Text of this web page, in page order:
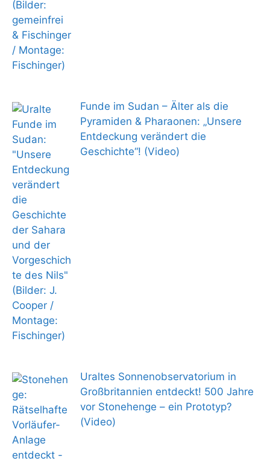
Funde im Sudan – Älter als die
Pyramiden & Pharaonen: „Unsere
Entdeckung verändert die
Geschichte“! (Video)
Uraltes Sonnenobservatorium in
Großbritannien entdeckt! 500 Jahre
vor Stonehenge – ein Prototyp?
(Video)